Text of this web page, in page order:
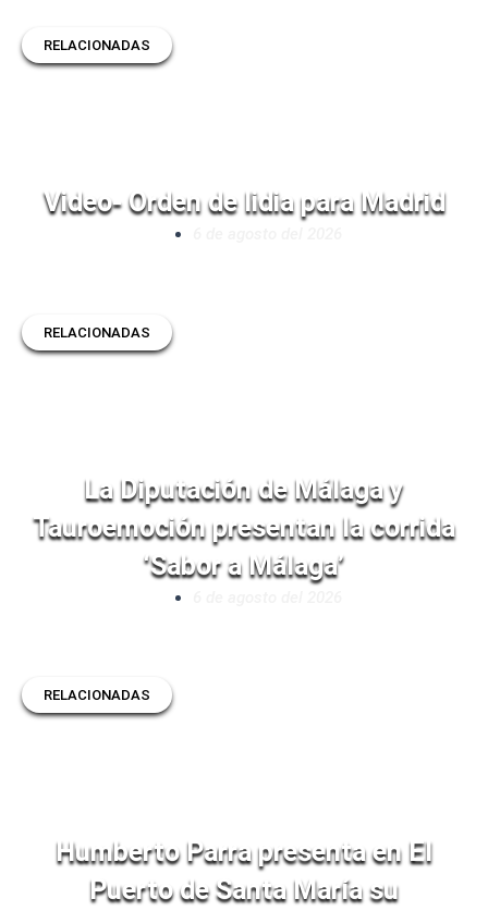
RELACIONADAS
Video- Orden de lidia para Madrid
RELACIONADAS
La Diputación de Málaga y
Tauroemoción presentan la corrida
‘Sabor a Málaga’
RELACIONADAS
Humberto Parra presenta en El
Puerto de Santa María su